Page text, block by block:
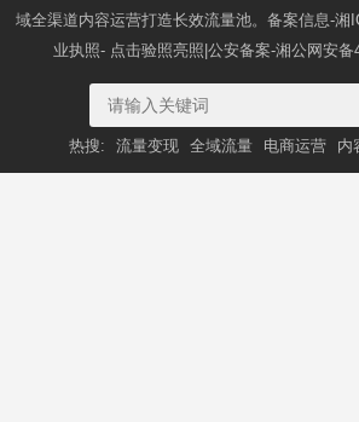
域全渠道内容运营打造长效流量池。备案信息-湘
业执照- 点击验照亮照 |公安备案-湘公网安备
热搜: 流量变现 全域流量 电商运营 内